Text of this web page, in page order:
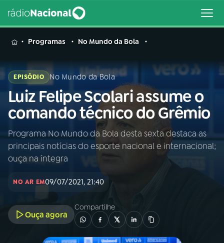
MENU
Buscar
na
Rádio
Nacional
Buscar
AO VIVO
01INÍCIO
02A RÁDIO
Programas No Mundo da Bola
EPISÓDIO No Mundo da Bola
Luiz Felipe Scolari assume o
comando técnico do Grêmio
Programa No Mundo da Bola desta sexta destaca as
principais notícias do esporte nacional e internacional;
ouça na íntegra
NO AR EM09/07/2021, 21:40
Ouça agora
Compartilhe